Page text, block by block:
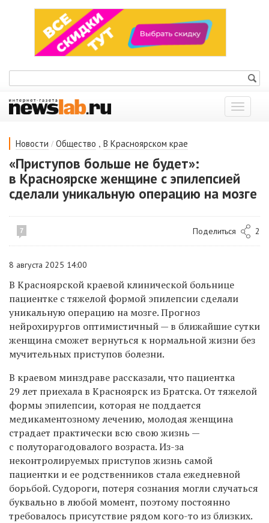
Показать
меню
Новости / Общество , В Красноярском крае
«Приступов больше не будет»:
в Красноярске женщине с эпилепсией
сделали уникальную операцию на мозге
7 Поделиться 2
8 августа 2025 14:00
В Красноярской краевой клинической больнице
пациентке с тяжелой формой эпилепсии сделали
уникальную операцию на мозге. Прогноз
нейрохирургов оптимистичный — в ближайшие сутки
женщина сможет вернуться к нормальной жизни без
мучительных приступов болезни.
В краевом минздраве рассказали, что пациентка
29 лет приехала в Красноярск из Братска. От тяжелой
формы эпилепсии, которая не поддается
медикаментозному лечению, молодая женщина
страдает практически всю свою жизнь —
с полуторагодовалого возраста. Из-за
неконтролируемых приступов жизнь самой
пациентки и ее родственников стала ежедневной
борьбой. Судороги, потеря сознания могли случаться
буквально в любой момент, поэтому постоянно
требовалось присутствие рядом кого-то из близких.